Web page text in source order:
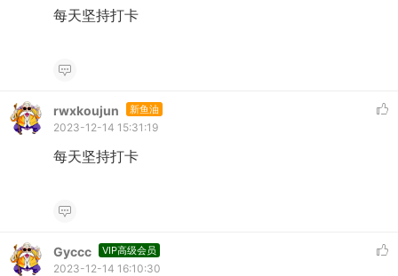
每天坚持打卡
rwxkoujun 新鱼油
2023-12-14 15:31:19
每天坚持打卡
Gyccc VIP高级会员
2023-12-14 16:10:30